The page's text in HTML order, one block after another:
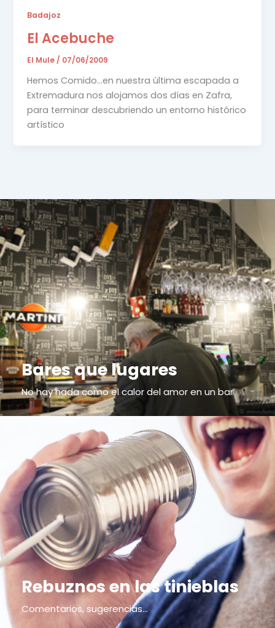
Badajoz
El Acebuche
El Mule/ 07/06/2009
Hemos Comido…en nuestra última escapada a
Extremadura nos alojamos dos días en Zafra,
para terminar descubriendo un entorno histórico
artístico
Bares que lugares
No hay nada como el calor del amor en un bar
Rebuznos en las tinieblas
Comentarios, sugerencias...